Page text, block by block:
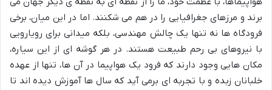
برند و مرزهای جغرافیایی را در هم می شکنند. اما در این میان، برخی
فرودگاه ها نه تنها یک چالش مهندسی، بلکه میدانی برای رویارویی
با نیروهای بی رحم طبیعت هستند. در هر گوشه ای از این سیاره،
مکان هایی وجود دارند که فرود یک هواپیما در آن ها، تنها از عهده
خلبانان زبده و با تجربه ای برمی آید که سال ها آموزش دیده اند تا